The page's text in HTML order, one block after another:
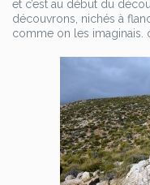
et c’est au début du
découvrons, nichés à
comme on les imaginais.